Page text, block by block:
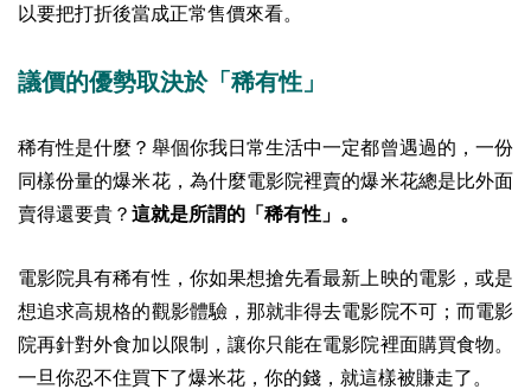
以要把打折後當成正常售價來看。
議價的優勢取決於「稀有性」
稀有性是什麼？舉個你我日常生活中一定都曾遇過的，一份
同樣份量的爆米花，為什麼電影院裡賣的爆米花總是比外面
賣得還要貴？ 這就是所謂的「稀有性」。
電影院具有稀有性，你如果想搶先看最新上映的電影，或是
想追求高規格的觀影體驗，那就非得去電影院不可；而電影
院再針對外食加以限制，讓你只能在電影院裡面購買食物。
一旦你忍不住買下了爆米花，你的錢，就這樣被賺走了。